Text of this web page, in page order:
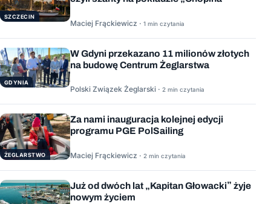
SZCZECIN
Maciej Frąckiewicz · 1 min czytania
GDYNIA
W Gdyni przekazano 11 milionów złotych
na budowę Centrum Żeglarstwa
Polski Związek Żeglarski · 2 min czytania
ŻEGLARSTWO
Za nami inauguracja kolejnej edycji
programu PGE PolSailing
Maciej Frąckiewicz · 2 min czytania
Już od dwóch lat „Kapitan Głowacki” żyje
nowym życiem